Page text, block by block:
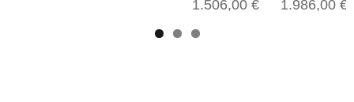
1.506,00 € 1.986,00 €